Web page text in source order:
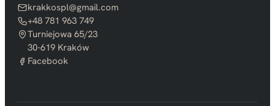
krakkospl@gmail.com
+48 781 963 749
Turniejowa 65/23
30-619 Kraków
Facebook